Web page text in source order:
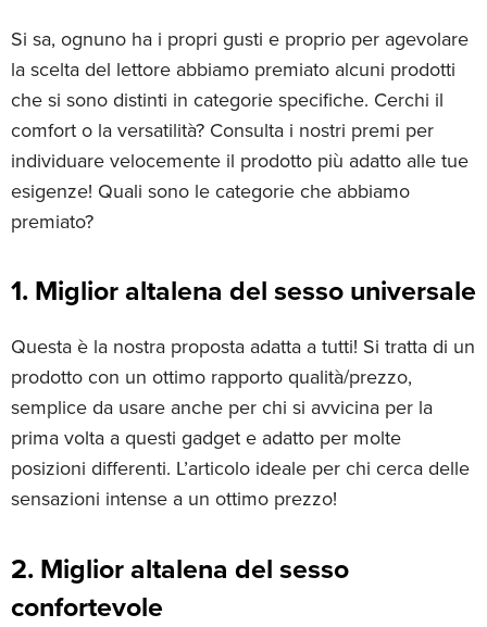
Si sa, ognuno ha i propri gusti e proprio per agevolare
la scelta del lettore abbiamo premiato alcuni prodotti
che si sono distinti in categorie specifiche. Cerchi il
comfort o la versatilità? Consulta i nostri premi per
individuare velocemente il prodotto più adatto alle tue
esigenze! Quali sono le categorie che abbiamo
premiato?
1. Miglior altalena del sesso universale
Questa è la nostra proposta adatta a tutti! Si tratta di un
prodotto con un ottimo rapporto qualità/prezzo,
semplice da usare anche per chi si avvicina per la
prima volta a questi gadget e adatto per molte
posizioni differenti. L’articolo ideale per chi cerca delle
sensazioni intense a un ottimo prezzo!
2. Miglior altalena del sesso
confortevole